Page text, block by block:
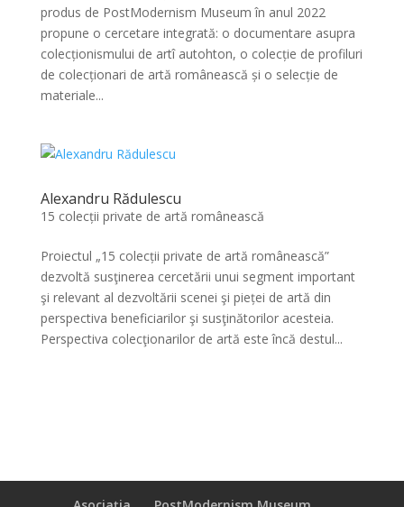
produs de PostModernism Museum în anul 2022
propune o cercetare integrată: o documentare asupra
colecționismului de artî autohton, o colecție de profiluri
de colecționari de artă românească și o selecție de
materiale...
Alexandru Rădulescu
15 colecții private de artă românească
Proiectul „15 colecții private de artă românească”
dezvoltă susţinerea cercetării unui segment important
şi relevant al dezvoltării scenei şi pieței de artă din
perspectiva beneficiarilor şi susţinătorilor acesteia.
Perspectiva colecţionarilor de artă este încă destul...